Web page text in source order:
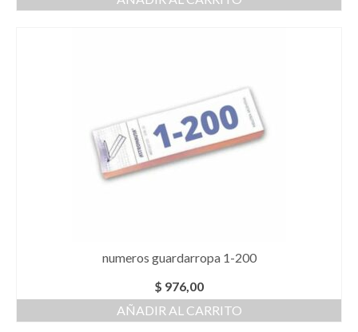
numeros guardarropa 1-200
$ 976,00
AÑADIR AL CARRITO